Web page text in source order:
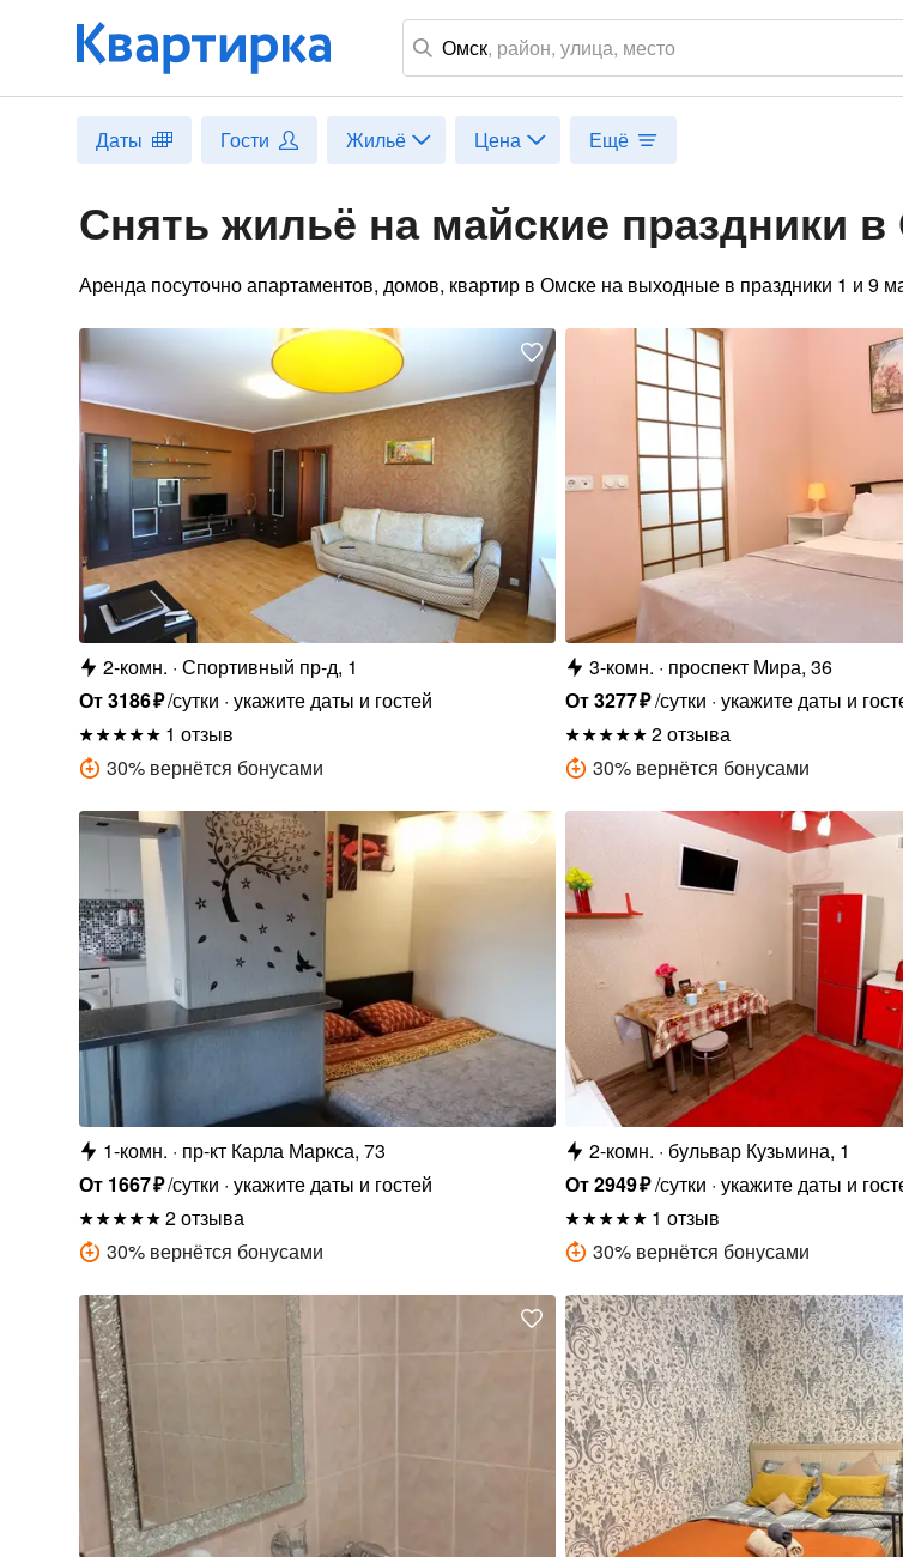
Омск, район, улица, место
Даты Гости Жильё Цена Ещё
Снять жильё на майские праздники
Аренда посуточно апартаментов, домов, квартир в Омске на выходные в праздники 1 и 9
2-комн. Спортивный пр-д, 1
От3186₽/сутки укажите даты и гостей
1 отзыв
30% вернётся бонусами
3-комн.
проспект Мира, 36
От3277₽/сутки укажите даты и
2 отзыва
30% вернётся бонусами
1-комн.
пр-кт Карла Маркса, 73
От 1667₽/сутки укажите даты и гостей
2 отзыва
30% вернётся бонусами
2-комн.
бульвар Кузьмина, 1
От2949₽/сутки укажите даты и
1 отзыв
30% вернётся бонусами